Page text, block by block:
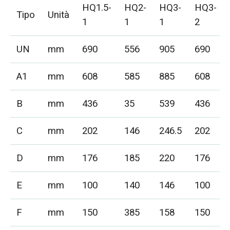
Tipo Unità
HQ1.5-
1
HQ2-
1
HQ3-
1
HQ3-
2
UN
mm 690 556 905 690
A1
mm 608 585 885 608
B
mm 436 35 539 436
C
mm 202 146 246.5 202
D
mm 176 185 220 176
E
mm 100 140 146 100
F
mm 150 385 158 150